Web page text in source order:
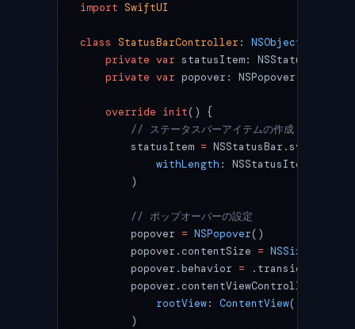
import SwiftUI
class StatusBarController : NSObject
    private
var statusItem: NSStatusItem
    private
var popover: NSPopover
    override
init() {
        // ステータスバーアイテムの作成
        statusItem
= NSStatusBar.system.
            withLength
:
        )
        // ポップオーバーの設定
        popover
= NSPopover()
        popover.contentSize
= NSSize
        popover.behavior
= .transient
        popover.contentViewController
            rootView
: ContentView()
        )